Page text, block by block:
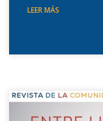
LEER MÁS